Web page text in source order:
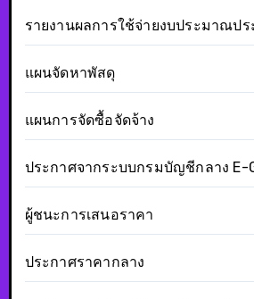
รายงานผลการใช้จ่ายงบประมาณปร
แผนจัดหาพัสดุ
แผนการจัดซื้อจัดจ้าง
ประกาศจากระบบกรมบัญชีกลาง E-
ผู้ชนะการเสนอราคา
ประกาศราคากลาง